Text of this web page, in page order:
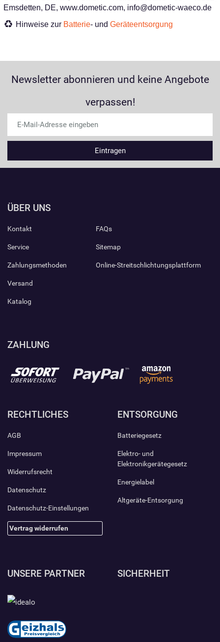
Emsdetten, DE, www.dometic.com, info@dometic-waeco.de
Hinweise zur Batterie- und Geräteentsorgung
Newsletter abonnieren und keine Angebote
verpassen!
ÜBER UNS
Kontakt
Service
Zahlungsmethoden
Versand
Katalog
FAQs
Sitemap
Online-Streitschlichtungsplattform
ZAHLUNG
RECHTLICHES
AGB
Impressum
Widerrufsrecht
Datenschutz
Datenschutz-Einstellungen
Vertrag widerrufen
ENTSORGUNG
Batteriegesetz
Elektro- und
Elektronikgerätegesetz
Energielabel
Altgeräte-Entsorgung
UNSERE PARTNER SICHERHEIT